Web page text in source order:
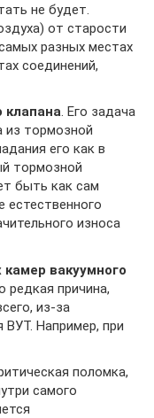
не будет.
от старости
разных местах
соединений,
клапана. Его задача
из тормозной
его как в
тормозной
быть как сам
естественного
износа
вакуумного
редкая причина,
из-за
ВУТ. Например, при
поломка,
самого